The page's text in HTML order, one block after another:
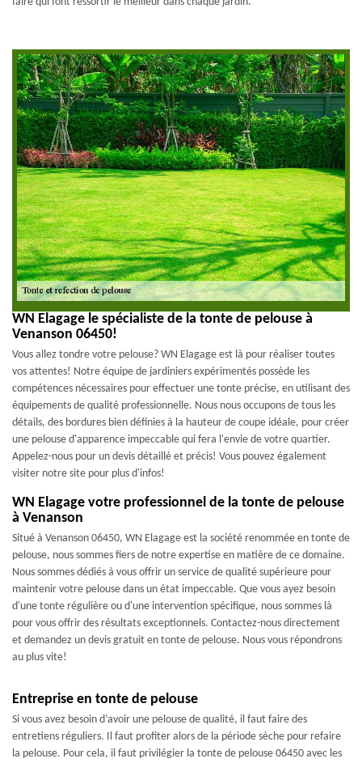
WN Elagage le spécialiste de la tonte de pelouse à
Venanson 06450!
Vous allez tondre votre pelouse? WN Elagage est là pour réaliser toutes
vos attentes! Notre équipe de jardiniers expérimentés possède les
compétences nécessaires pour effectuer une tonte précise, en utilisant des
équipements de qualité professionnelle. Nous nous occupons de tous les
détails, des bordures bien définies à la hauteur de coupe idéale, pour créer
une pelouse d'apparence impeccable qui fera l'envie de votre quartier.
Appelez-nous pour un devis détaillé et précis! Vous pouvez également
visiter notre site pour plus d'infos!
WN Elagage votre professionnel de la tonte de pelouse
à Venanson
Situé à Venanson 06450, WN Elagage est la société renommée en tonte de
pelouse, nous sommes fiers de notre expertise en matière de ce domaine.
Nous sommes dédiés à vous offrir un service de qualité supérieure pour
maintenir votre pelouse dans un état impeccable. Que vous ayez besoin
d'une tonte régulière ou d'une intervention spécifique, nous sommes là
pour vous offrir des résultats exceptionnels. Contactez-nous directement
et demandez un devis gratuit en tonte de pelouse. Nous vous répondrons
au plus vite!
Entreprise en tonte de pelouse
Si vous avez besoin d’avoir une pelouse de qualité, il faut faire des
entretiens réguliers. Il faut profiter alors de la période sèche pour refaire
la pelouse. Pour cela, il faut privilégier la tonte de pelouse 06450 avec les